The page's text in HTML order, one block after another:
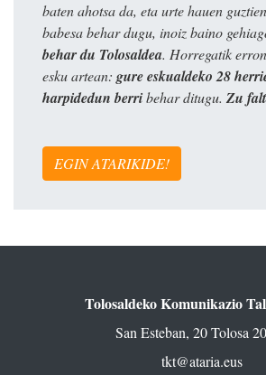
baten ahotsa da, eta urte hauen
babesa behar dugu, inoiz baino
behar du Tolosaldea. Horregatik
esku artean: gure eskualdeko 28
harpidedun berribehar ditugu. Zu
EGIN ATARIKIDE!
Tolosaldeko Komunikazio
San Esteban, 20 Tolosa
tkt@ataria.eus